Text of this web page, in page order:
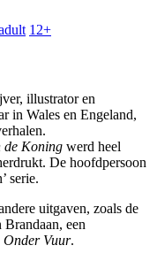
12+
illustrator en
in Wales en Engeland,
de Koning werd heel
De hoofdpersoon
serie.
uitgaven, zoals de
een
Onder Vuur.